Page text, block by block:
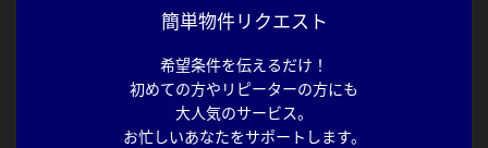
簡単物件リクエスト
希望条件を伝えるだけ！
初めての方やリピーターの方にも
大人気のサービス。
お忙しいあなたをサポートします。